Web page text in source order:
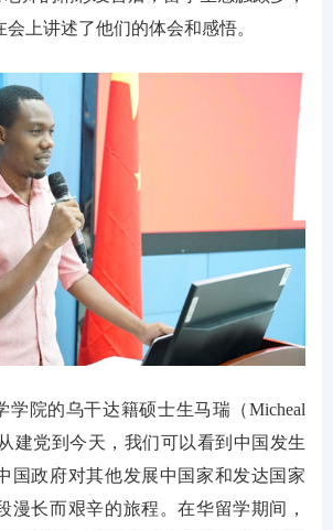
上讲述了他们的体会和感悟。
院的乌干达籍硕士生马瑞（Micheal
建党到今天，我们可以看到中国发生
国政府对其他发展中国家和发达国家
漫长而艰辛的旅程。在华留学期间，